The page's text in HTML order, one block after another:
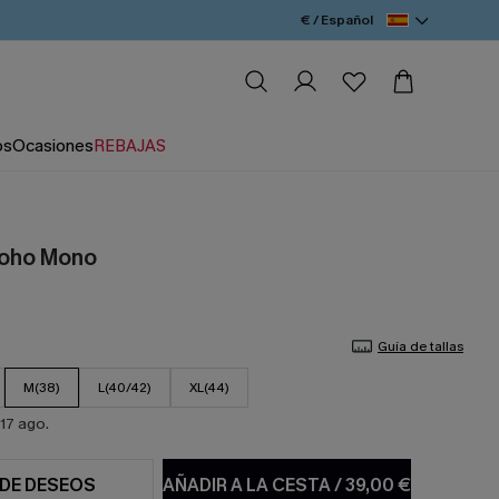
€ / Español
OcasionesREBAJAS
Mono
Guía de tallas
M(38) L(40/42) XL(44)
ago.
AÑADIR A LA CESTA/39,00 €
DESEOS